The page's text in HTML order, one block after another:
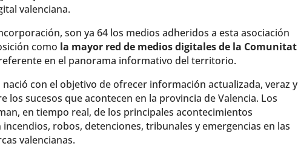
valenciana.
son ya 64 los medios adheridos a esta asociación
como la mayor red de medios digitales de la Comunitat
en el panorama informativo del territorio.
nació con el objetivo de ofrecer información actualizada, veraz y
los sucesos que acontecen en la provincia de Valencia. Los
en tiempo real, de los principales acontecimientos
robos, detenciones, tribunales y emergencias en las
valencianas.